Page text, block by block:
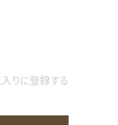
りに登録する